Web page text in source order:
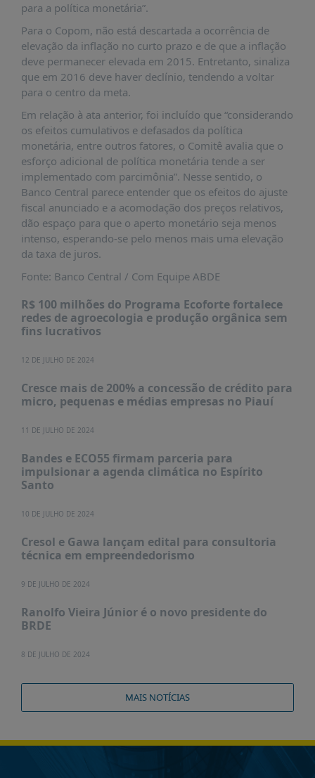
PRÊMIO
ABDE
DE
JORNALISMO
SABER
CONTATO
para a política monetária”.
Para o Copom, não está descartada a ocorrência de
elevação da inflação no curto prazo e de que a inflação
deve permanecer elevada em 2015. Entretanto, sinaliza
que em 2016 deve haver declínio, tendendo a voltar
para o centro da meta.
Em relação à ata anterior, foi incluído que “considerando
os efeitos cumulativos e defasados da política
monetária, entre outros fatores, o Comitê avalia que o
esforço adicional de política monetária tende a ser
implementado com parcimônia”. Nesse sentido, o
Banco Central parece entender que os efeitos do ajuste
fiscal anunciado e a acomodação dos preços relativos,
dão espaço para que o aperto monetário seja menos
intenso, esperando-se pelo menos mais uma elevação
da taxa de juros.
Fonte: Banco Central / Com Equipe ABDE
R$ 100 milhões do Programa Ecoforte fortalece
redes de agroecologia e produção orgânica sem
fins lucrativos
12 DE JULHO DE 2024
Cresce mais de 200% a concessão de crédito para
micro, pequenas e médias empresas no Piauí
11 DE JULHO DE 2024
Bandes e ECO55 firmam parceria para
impulsionar a agenda climática no Espírito
Santo
10 DE JULHO DE 2024
Cresol e Gawa lançam edital para consultoria
técnica em empreendedorismo
9 DE JULHO DE 2024
Ranolfo Vieira Júnior é o novo presidente do
BRDE
8 DE JULHO DE 2024
MAIS NOTÍCIAS